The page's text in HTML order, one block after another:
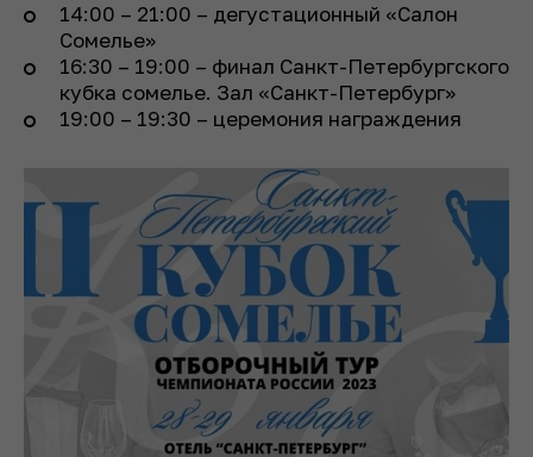
14:00 – 21:00 – дегустационный «Салон
Сомелье»
16:30 – 19:00 – финал Санкт-Петербургского
кубка сомелье. Зал «Санкт-Петербург»
19:00 – 19:30 – церемония награждения